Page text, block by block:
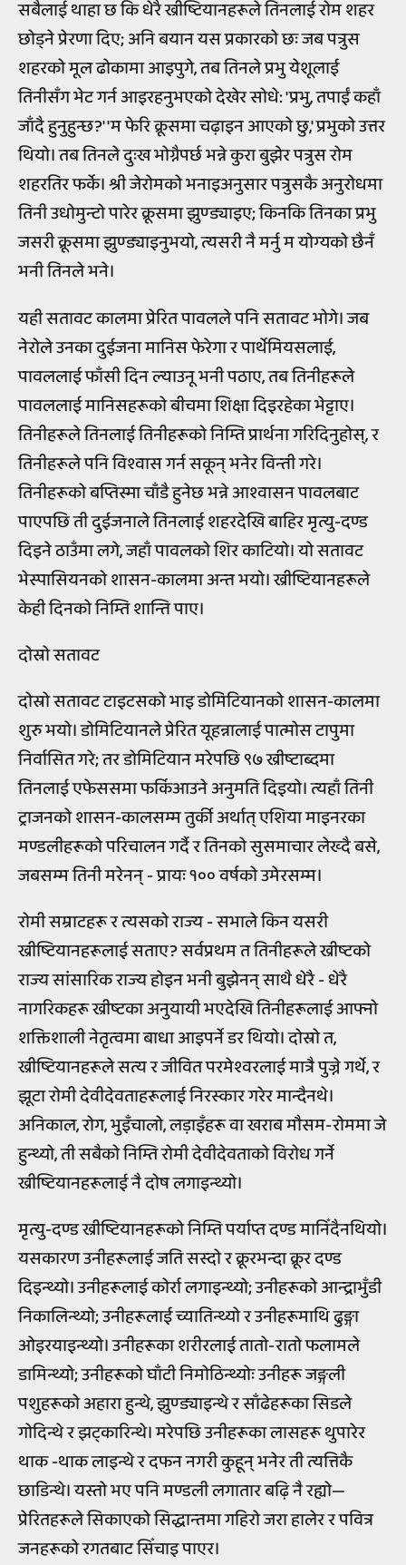
सबैलाई थाहा छ कि धेरै ख्रीष्टियानहरूले तिनलाई रोम शहर
छोड्ने प्रेरणा दिए; अनि बयान यस प्रकारको छः जब पत्रुस
शहरको मूल ढोकामा आइपुगे, तब तिनले प्रभु येशूलाई
तिनीसँग भेट गर्न आइरहनुभएको देखेर सोधे: 'प्रभु, तपाईं कहाँ
जाँदै हुनुहुन्छ?' 'म फेरि क्रूसमा चढ़ाइन आएको छु,' प्रभुको उत्तर
थियो। तब तिनले दुःख भोग्नैपर्छ भन्ने कुरा बुझेर पत्रुस रोम
शहरतिर फर्के। श्री जेरोमको भनाइअनुसार पत्रुसकै अनुरोधमा
तिनी उधोमुन्टो पारेर क्रूसमा झुण्ड्याइए; किनकि तिनका प्रभु
जसरी क्रूसमा झुण्ड्याइनुभयो, त्यसरी नै मर्नु म योग्यको छैनँ
भनी तिनले भने।
यही सतावट कालमा प्रेरित पावलले पनि सतावट भोगे। जब
नेरोले उनका दुईजना मानिस फेरेगा र पार्थेमियसलाई,
पावललाई फाँसी दिन ल्याउनू भनी पठाए, तब तिनीहरूले
पावललाई मानिसहरूको बीचमा शिक्षा दिइरहेका भेट्टाए।
तिनीहरूले तिनलाई तिनीहरूको निम्ति प्रार्थना गरिदिनुहोस्, र
तिनीहरूले पनि विश्वास गर्न सकून् भनेर विन्ती गरे।
तिनीहरूको बप्तिस्मा चाँडै हुनेछ भन्ने आश्वासन पावलबाट
पाएपछि ती दुईजनाले तिनलाई शहरदेखि बाहिर मृत्यु-दण्ड
दिइने ठाउँमा लगे, जहाँ पावलको शिर काटियो। यो सतावट
भेस्पासियनको शासन-कालमा अन्त भयो। ख्रीष्टियानहरूले
केही दिनको निम्ति शान्ति पाए।
दोस्रो सतावट
दोस्रो सतावट टाइटसको भाइ डोमिटियानको शासन-कालमा
शुरु भयो। डोमिटियानले प्रेरित यूहन्नालाई पात्मोस टापुमा
निर्वासित गरे; तर डोमिटियान मरेपछि ९७ ख्रीष्टाब्दमा
तिनलाई एफेससमा फर्किआउने अनुमति दिइयो। त्यहाँ तिनी
ट्राजनको शासन-कालसम्म तुर्की अर्थात् एशिया माइनरका
मण्डलीहरूको परिचालन गर्दै र तिनको सुसमाचार लेख्दै बसे,
जबसम्म तिनी मरेनन् - प्रायः १०० वर्षको उमेरसम्म।
रोमी सम्राटहरू र त्यसको राज्य - सभाले किन यसरी
ख्रीष्टियानहरूलाई सताए? सर्वप्रथम त तिनीहरूले ख्रीष्टको
राज्य सांसारिक राज्य होइन भनी बुझेनन् साथै धेरै - धेरै
नागरिकहरू ख्रीष्टका अनुयायी भएदेखि तिनीहरूलाई आफ्नो
शक्तिशाली नेतृत्वमा बाधा आइपर्ने डर थियो। दोस्रो त,
ख्रीष्टियानहरूले सत्य र जीवित परमेश्वरलाई मात्रै पुज्ने गर्थे, र
झूटा रोमी देवीदेवताहरूलाई निरस्कार गरेर मान्दैनथे।
अनिकाल, रोग, भुइँचालो, लड़ाइँहरू वा खराब मौसम-रोममा जे
हुन्थ्यो, ती सबैको निम्ति रोमी देवीदेवताको विरोध गर्ने
ख्रीष्टियानहरूलाई नै दोष लगाइन्थ्यो।
मृत्यु-दण्ड ख्रीष्टियानहरूको निम्ति पर्याप्त दण्ड मानिँदैनथियो।
यसकारण उनीहरूलाई जति सस्दो र क्रूरभन्दा क्रूर दण्ड
दिइन्थ्यो। उनीहरूलाई कोर्रा लगाइन्थ्यो; उनीहरूको आन्द्राभुँडी
निकालिन्थ्यो; उनीहरूलाई च्यातिन्थ्यो र उनीहरूमाथि ढुङ्गा
ओइरयाइन्थ्यो। उनीहरूका शरीरलाई तातो-रातो फलामले
डामिन्थ्यो; उनीहरूको घाँटी निमोठिन्थ्योः उनीहरू जङ्गली
पशुहरूको अहारा हुन्थे, झुण्ड्याइन्थे र साँढेहरूका सिडले
गोदिन्थे र झट्कारिन्थे। मरेपछि उनीहरूका लासहरू थुपारेर
थाक -थाक लाइन्थे र दफन नगरी कुहून् भनेर ती त्यत्तिकै
छाडिन्थे। यस्तो भए पनि मण्डली लगातार बढ़ि नै रह्यो—
प्रेरितहरूले सिकाएको सिद्धान्तमा गहिरो जरा हालेर र पवित्र
जनहरूको रगतबाट सिँचाइ पाएर।